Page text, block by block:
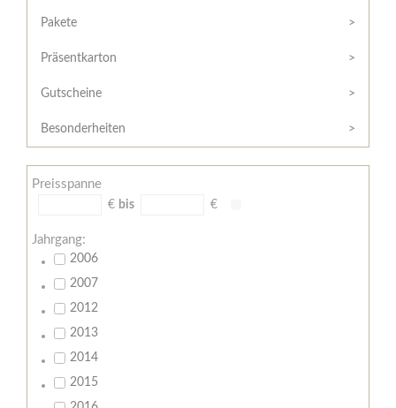
/
Widerrufsformular
AGB
Zahlungsbedingungen
Meine
Pakete
Präsentkarton
Gutscheine
Besonderheiten
Preisspanne
€ bis €
Jahrgang:
2006
2007
2012
2013
2014
2015